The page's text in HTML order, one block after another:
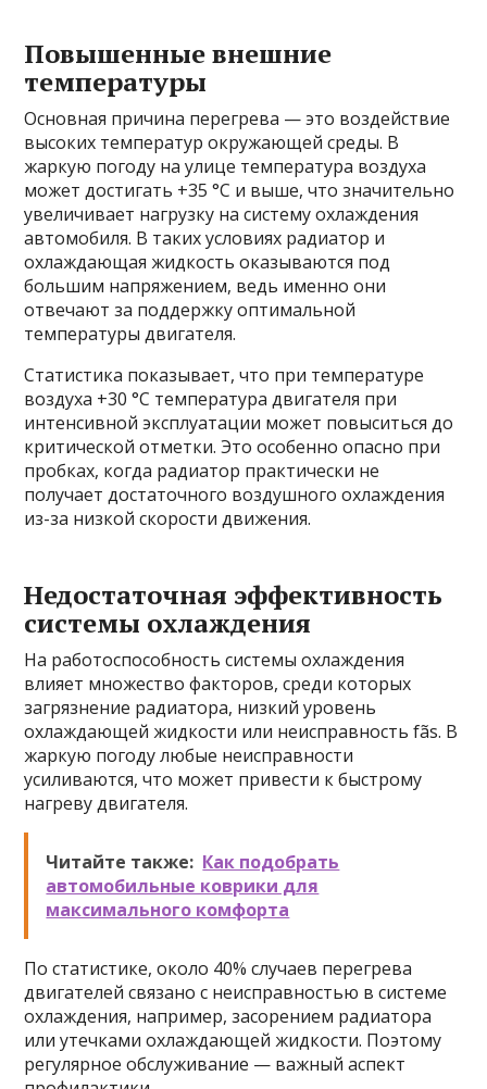
Повышенные внешние
температуры
Основная причина перегрева — это воздействие
высоких температур окружающей среды. В
жаркую погоду на улице температура воздуха
может достигать +35 °C и выше, что значительно
увеличивает нагрузку на систему охлаждения
автомобиля. В таких условиях радиатор и
охлаждающая жидкость оказываются под
большим напряжением, ведь именно они
отвечают за поддержку оптимальной
температуры двигателя.
Статистика показывает, что при температуре
воздуха +30 °C температура двигателя при
интенсивной эксплуатации может повыситься до
критической отметки. Это особенно опасно при
пробках, когда радиатор практически не
получает достаточного воздушного охлаждения
из-за низкой скорости движения.
Недостаточная эффективность
системы охлаждения
На работоспособность системы охлаждения
влияет множество факторов, среди которых
загрязнение радиатора, низкий уровень
охлаждающей жидкости или неисправность fãs. В
жаркую погоду любые неисправности
усиливаются, что может привести к быстрому
нагреву двигателя.
Читайте также: Как подобрать
автомобильные коврики для
максимального комфорта
По статистике, около 40% случаев перегрева
двигателей связано с неисправностью в системе
охлаждения, например, засорением радиатора
или утечками охлаждающей жидкости. Поэтому
регулярное обслуживание — важный аспект